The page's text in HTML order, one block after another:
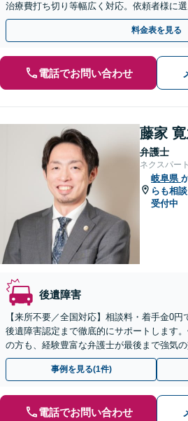
治療費打ち切り等幅広く対応。依頼者様に
らえるよう尽力します。ぜひご相談くださ
料金表を見る
電話でお問い合わせ
藤家 寛
弁護士
ネクスパー
岐阜県
らも相談
受付中
後遺障害
【来所不要／全国対応】相談料・着手金0円
後遺障害認定まで徹底的にサポートします
の方も、経験豊富な弁護士が最後まで強気
13拠点】お気軽にご相談ください。
事例を見る(1件)
電話でお問い合わせ